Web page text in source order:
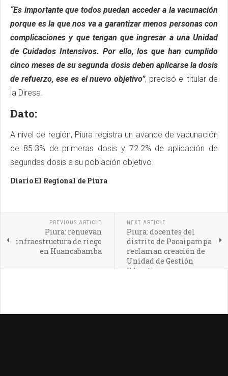
“Es importante que todos puedan acceder a la vacunación
porque es la que nos va a garantizar menos personas con
complicaciones y que tengan que ingresar a una Unidad
de Cuidados Intensivos. Por ello, los que han cumplido
cinco meses de su segunda dosis deben aplicarse la dosis
de refuerzo, ese es el nuevo objetivo”, precisó el titular de
la Diresa.
Dato:
A nivel de región, Piura registra un avance de vacunación
de 85.3% de primeras dosis y 72.2% de aplicación de
segundas dosis a su población objetivo.
Diario El Regional de Piura
PREVIOUS ARTICLE
Piura: renuevan
infraestructura de riego
en Huancabamba
NEXT ARTICLE
Piura: docentes del
distrito de Pacaipampa
reclaman creación de
Unidad de Gestión
Educativa